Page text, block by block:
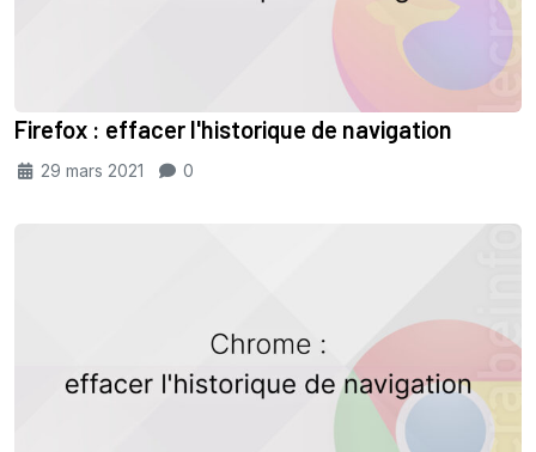
Firefox : effacer l'historique de navigation
29 mars 2021 0